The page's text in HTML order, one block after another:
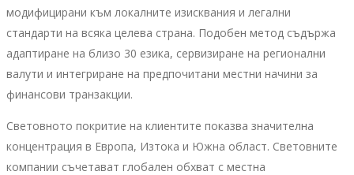
модифицирани към локалните изисквания и легални
стандарти на всяка целева страна. Подобен метод съдържа
адаптиране на близо 30 езика, сервизиране на регионални
валути и интегриране на предпочитани местни начини за
финансови транзакции.
Световното покритие на клиентите показва значителна
концентрация в Европа, Изтока и Южна област. Световните
компании съчетават глобален обхват с местна